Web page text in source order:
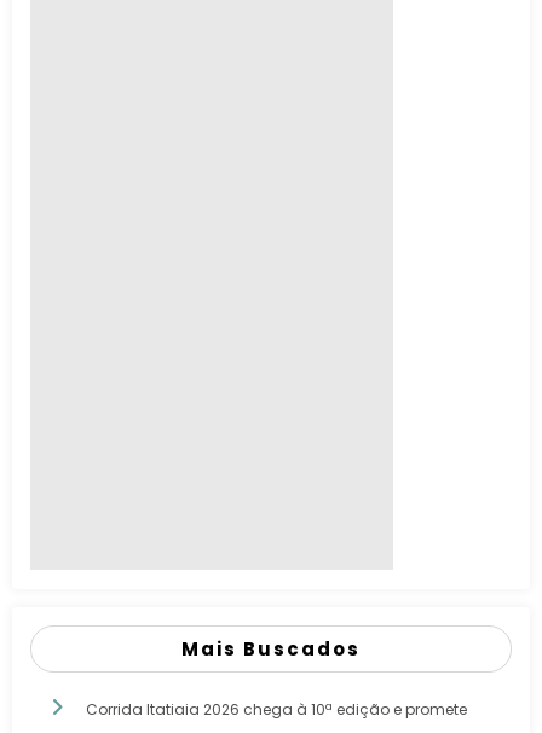
Mais Buscados
Corrida Itatiaia 2026 chega à 10ª edição e promete